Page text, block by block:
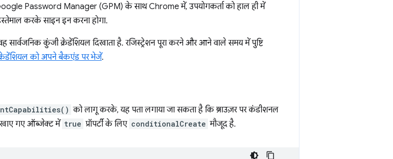
Password Manager (GPM) के साथ Chrome में, उपयोगकर्ता को हाल ही में
करके साइन इन करना होगा.
सार्वजनिक कुंजी क्रेडेंशियल दिखाता है. रजिस्ट्रेशन पूरा करने और आने वाले समय में पुष्टि
को अपने बैकएंड पर भेजें.
को लागू करके, यह पता लगाया जा सकता है कि ब्राउज़र पर कंडीशनल
गए ऑब्जेक्ट में true प्रॉपर्टी के लिए conditionalCreate मौजूद है.